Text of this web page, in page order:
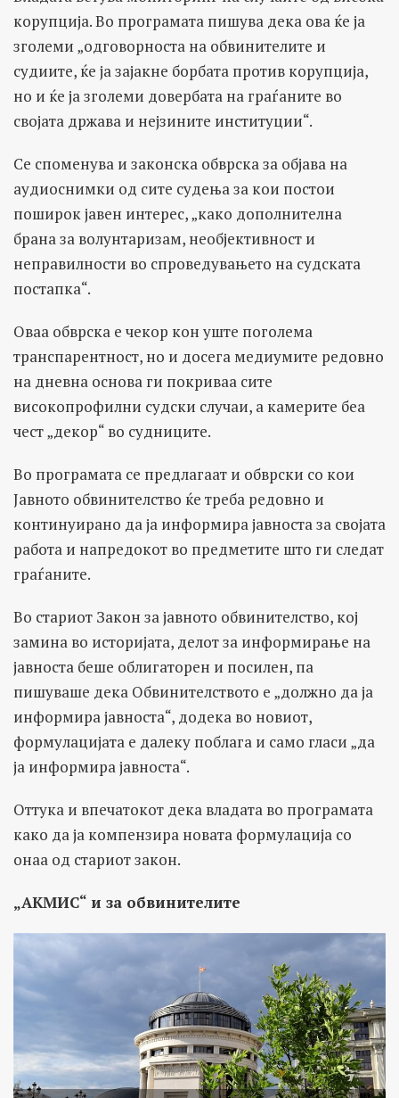
корупција. Во програмата пишува дека ова ќе ја
зголеми „одговорноста на обвинителите и
судиите, ќе ја зајакне борбата против корупција,
но и ќе ја зголеми довербата на граѓаните во
својата држава и нејзините институции“.
Се споменува и законска обврска за објава на
аудиоснимки од сите судења за кои постои
поширок јавен интерес, „како дополнителна
брана за волунтаризам, необјективност и
неправилности во спроведувањето на судската
постапка“.
Оваа обврска е чекор кон уште поголема
транспарентност, но и досега медиумите редовно
на дневна основа ги покриваа сите
високопрофилни судски случаи, а камерите беа
чест „декор“ во судниците.
Во програмата се предлагаат и обврски со кои
Јавното обвинителство ќе треба редовно и
континуирано да ја информира јавноста за својата
работа и напредокот во предметите што ги следат
граѓаните.
Во стариот Закон за јавното обвинителство, кој
замина во историјата, делот за информирање на
јавноста беше облигаторен и посилен, па
пишуваше дека Обвинителството е „должно да ја
информира јавноста“, додека во новиот,
формулацијата е далеку поблага и само гласи „да
ја информира јавноста“.
Оттука и впечатокот дека владата во програмата
како да ја компензира новата формулација со
онаа од стариот закон.
„АКМИС“ и за обвинителите